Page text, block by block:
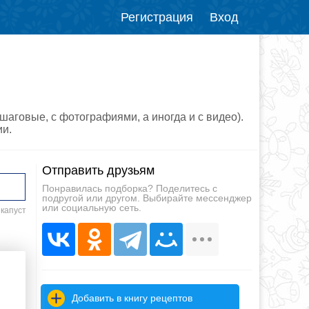
Регистрация Вход
с фотографиями, а иногда и с видео).
Отправить друзьям
Понравилась подборка? Поделитесь с
подругой или другом. Выбирайте мессенджер
или социальную сеть.
Добавить в книгу рецептов